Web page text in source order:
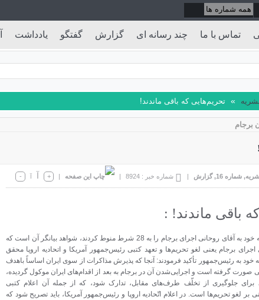
یادداشت گفتگو گزارش چند رسانه ای تماس با ما
» تحریم‌هایی که باقی ماندند!
برجام
, شماره 16 ,گزارش | شماره خبر : 8924 |
|
+ آ آ -
باقی ماندند! :
در حالی که رهبر معظم انقلاب در نامه خود به آقای روحانی اجرای برجام را به 28 شرط منوط کردند، شواهد بیانگر آن است که
برجام یعنی لغو تحریم‌ها و تعهد کتبی رئیس‌جمهور آمریکا و اتحادیه اروپا محقق
به رئیس‌جمهور تأکید فرمودند: آنجا که پذیرش مذاکرات از سوی ایران اساساً باهدف
صورت گرفته است و اجرایی‌شدن آن در برجام به بعد از اقدام‌های ایران موکول گردیده،
جلوگیری از تخلّف طرف‌های مقابل، تدارک شود، که از جمله آن اعلام کتبی
بر لغو تحریم‌ها است. در اعلام اتّحادیه اروپا و رئیس‌جمهور آمریکا، باید تصریح شود که